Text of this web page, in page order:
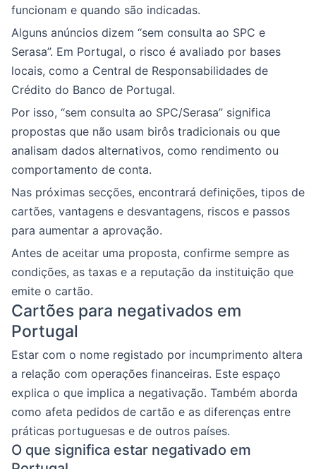
funcionam e quando são indicadas.
Alguns anúncios dizem “sem consulta ao SPC e
Serasa”. Em Portugal, o risco é avaliado por bases
locais, como a Central de Responsabilidades de
Crédito do Banco de Portugal.
Por isso, “sem consulta ao SPC/Serasa” significa
propostas que não usam birôs tradicionais ou que
analisam dados alternativos, como rendimento ou
comportamento de conta.
Nas próximas secções, encontrará definições, tipos de
cartões, vantagens e desvantagens, riscos e passos
para aumentar a aprovação.
Antes de aceitar uma proposta, confirme sempre as
condições, as taxas e a reputação da instituição que
emite o cartão.
Cartões para negativados em
Portugal
Estar com o nome registado por incumprimento altera
a relação com operações financeiras. Este espaço
explica o que implica a negativação. Também aborda
como afeta pedidos de cartão e as diferenças entre
práticas portuguesas e de outros países.
O que significa estar negativado em